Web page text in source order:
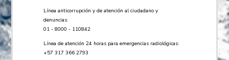
Línea anticorrupción y de atención al ciudadano y
denuncias:
01 - 8000 - 110842
Línea de atención 24 horas para emergencias radiológicas:
+57 ​317 366 2793